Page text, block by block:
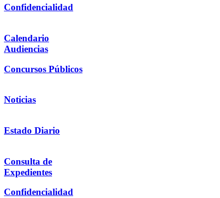
Confidencialidad
Calendario
Audiencias
Concursos Públicos
Noticias
Estado Diario
Consulta de
Expedientes
Confidencialidad